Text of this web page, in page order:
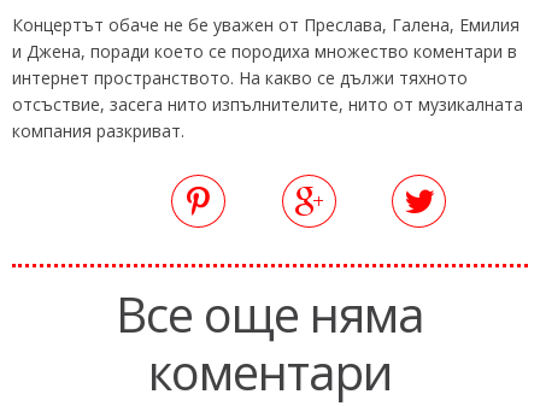
Концертът обаче не бе уважен от Преслава, Галена, Емилия
и Джена, поради което се породиха множество коментари в
интернет пространството. На какво се дължи тяхното
отсъствие, засега нито изпълнителите, нито от музикалната
компания разкриват.
Все още няма
коментари